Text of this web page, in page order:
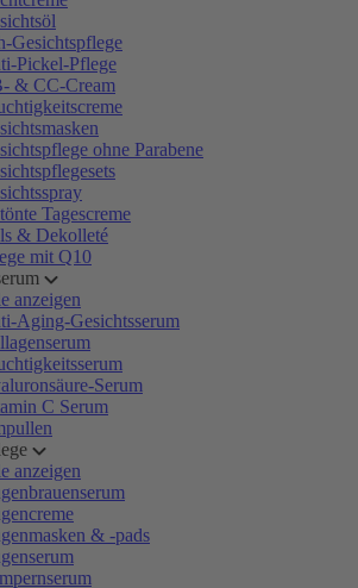
Gesichtspflege
Pickel-Pflege
& CC-Cream
ohne Parabene
Tagescreme
& Dekolleté
mit Q10
anzeigen
Aging-Gesichtsserum
Serum
C Serum
anzeigen
& -pads